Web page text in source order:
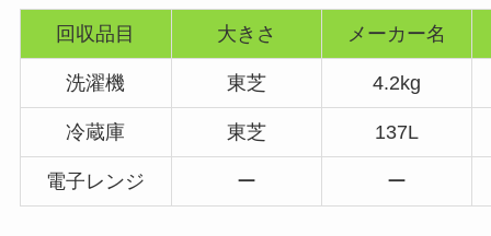
回収品目 大きさ メーカー名
洗濯機 東芝 4.2kg
冷蔵庫 東芝 137L
電子レンジ ー ー